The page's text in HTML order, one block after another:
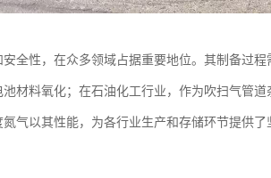
全性，在众多领域占据重要地位。其制备过
材料氧化；在石油化工行业，作为吹扫气管
气以其性能，为各行业生产和存储环节提供了